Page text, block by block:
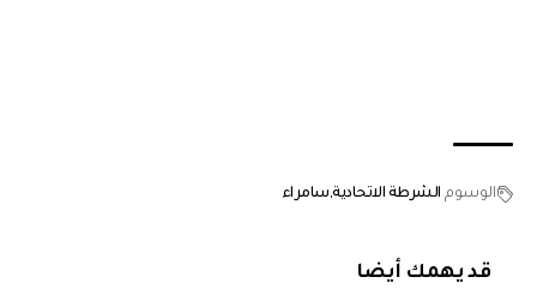
الوسوم الشرطة الاتحادية سامراء
قد يهمك أيضا